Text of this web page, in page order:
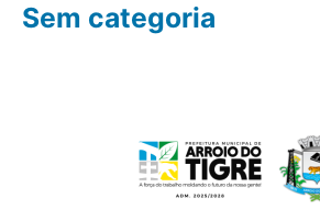
Sem categoria